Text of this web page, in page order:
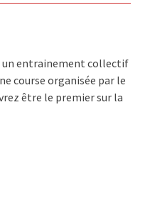
un entrainement collectif
course organisée par le
être le premier sur la